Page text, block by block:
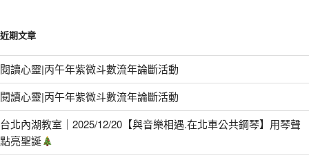
近期文章
閱讀心靈|丙午年紫微斗數流年論斷活動
閱讀心靈|丙午年紫微斗數流年論斷活動
台北內湖教室｜2025/12/20【與音樂相遇.在北車公共鋼琴】用琴聲
點亮聖誕